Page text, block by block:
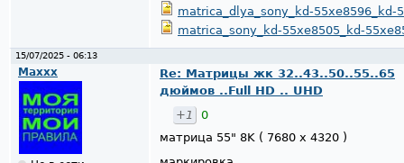
matrica_dlya_sony_kd-55xe8596_kd-
matrica_sony_kd-55xe8505_kd-
15/07/2025 - 06:13
Maxxx
Re: Матрицы жк 32..43..50..55..65
дюймов ..Full HD .. UHD
+1
0
матрица 55" 8K ( 7680 x 4320 )